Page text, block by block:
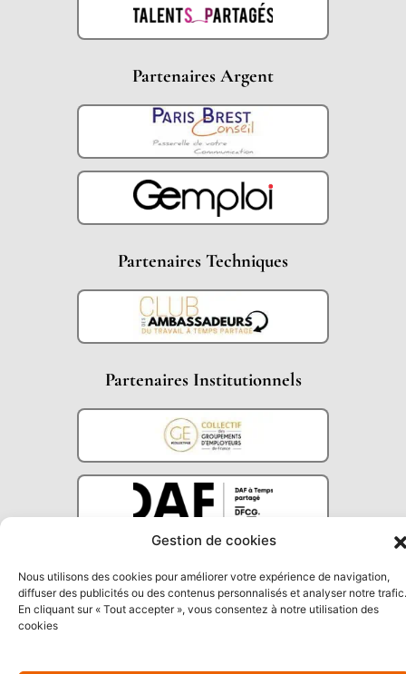
Gestion de cookies
Nous utilisons des cookies pour améliorer votre expérience de navigation,
diffuser des publicités ou des contenus personnalisés et analyser notre trafic.
En cliquant sur « Tout accepter », vous consentez à notre utilisation des
cookies
Partenaires Argent
Partenaires Techniques
Partenaires Institutionnels